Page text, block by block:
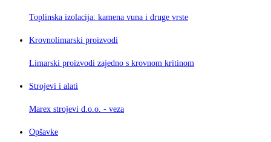
Toplinska izolacija: kamena vuna i druge vrste
Krovnolimarski proizvodi
Limarski proizvodi zajedno s krovnom kritinom
Strojevi i alati
Marex strojevi d.o.o. - veza
Opšavke